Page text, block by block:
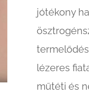
jótékony
lézeres
műtéti és